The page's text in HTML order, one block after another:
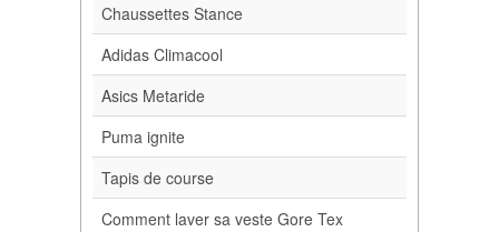
Chaussettes Stance
Adidas Climacool
Asics Metaride
Puma ignite
Tapis de course
Comment laver sa veste Gore Tex